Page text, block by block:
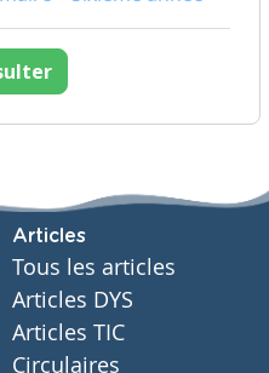
Articles
Tous les articles
Articles DYS
Articles TIC
Circulaires